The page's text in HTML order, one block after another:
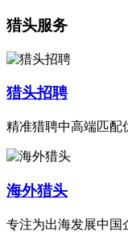
猎头服务
猎头招聘
精准猎聘中高端匹配
海外猎头
专注为出海发展中国